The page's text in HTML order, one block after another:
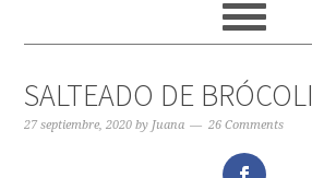
SALTEADO DE BRÓCOLI
27 septiembre, 2020 by Juana 26 Comments